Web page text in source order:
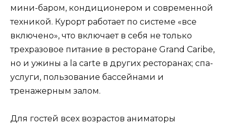
мини-баром, кондиционером и современной
техникой. Курорт работает по системе «все
включено», что включает в себя не только
трехразовое питание в ресторане Grand Caribe,
но и ужины a la carte в других ресторанах; спа-
услуги, пользование бассейнами и
тренажерным залом.
Для гостей всех возрастов аниматоры